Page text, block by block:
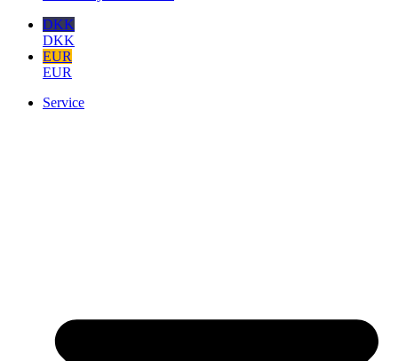
DKK
DKK
EUR
EUR
Service